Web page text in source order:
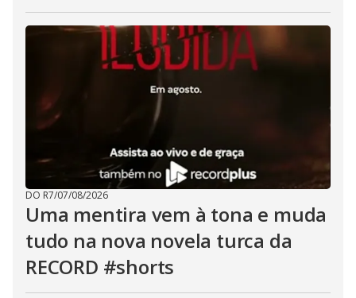
DO R7/07/08/2026
Uma mentira vem à tona e muda
tudo na nova novela turca da
RECORD #shorts